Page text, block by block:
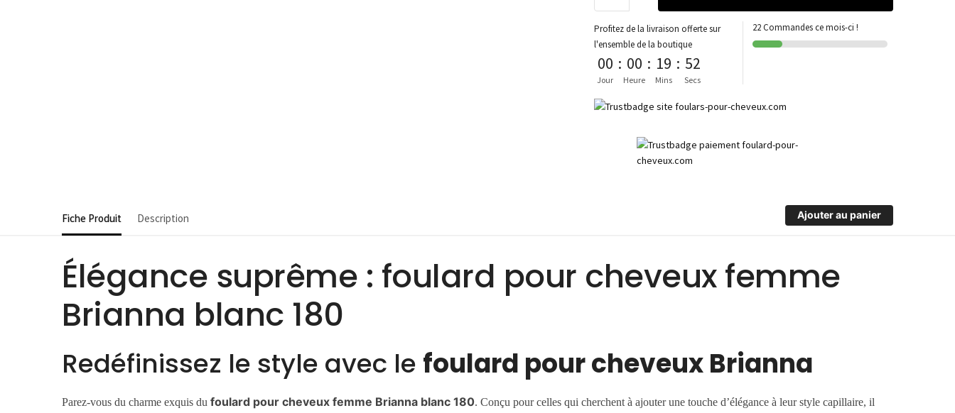
Profitez de la livraison offerte sur
l'ensemble de la boutique
00
Jour
: 00
Heure
: 19
Mins
: 52
Secs
22 Commandes ce mois-ci !
Fiche Produit Description Ajouter au panier
Élégance suprême : foulard pour cheveux femme
Brianna blanc 180
Redéfinissez le style avec le foulard pour cheveux Brianna
Parez-vous du charme exquis dufoulard pour cheveux femme Brianna blanc 180. Conçu pour celles qui cherchent à ajouter une touche d’élégance à leur style capillaire, il